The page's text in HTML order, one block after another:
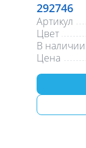
292746
Артикул
Цвет
В наличии
Цена